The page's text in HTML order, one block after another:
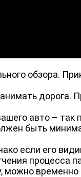
обзора.
дорога.
авто – так
быть
если его
процесса
можно